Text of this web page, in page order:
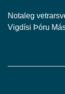
Notaleg
Vigdísi Þóru